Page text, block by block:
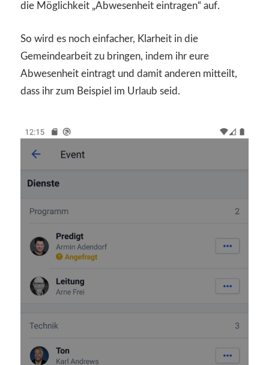
die Möglichkeit „Abwesenheit eintragen“ auf.
So wird es noch einfacher, Klarheit in die
Gemeindearbeit zu bringen, indem ihr eure
Abwesenheit eintragt und damit anderen mitteilt,
dass ihr zum Beispiel im Urlaub seid.